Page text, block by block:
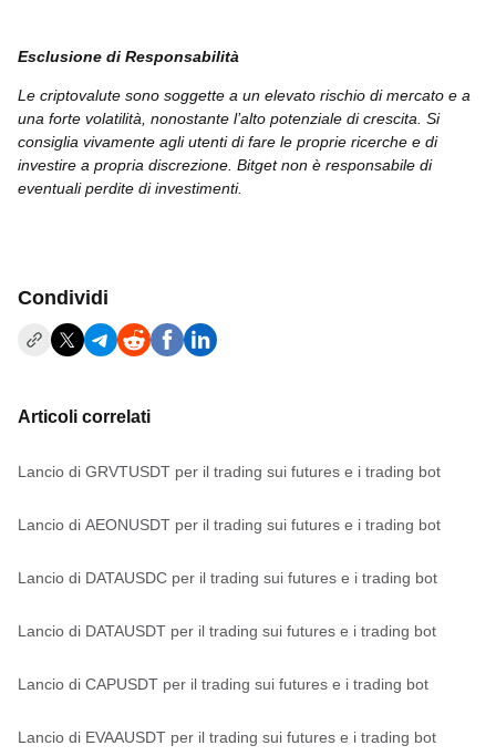
Esclusione di Responsabilità
Le criptovalute sono soggette a un elevato rischio di mercato e a
una forte volatilità, nonostante l’alto potenziale di crescita. Si
consiglia vivamente agli utenti di fare le proprie ricerche e di
investire a propria discrezione. Bitget non è responsabile di
eventuali perdite di investimenti.
Condividi
Articoli correlati
Lancio di GRVTUSDT per il trading sui futures e i trading bot
Lancio di AEONUSDT per il trading sui futures e i trading bot
Lancio di DATAUSDC per il trading sui futures e i trading bot
Lancio di DATAUSDT per il trading sui futures e i trading bot
Lancio di CAPUSDT per il trading sui futures e i trading bot
Lancio di EVAAUSDT per il trading sui futures e i trading bot